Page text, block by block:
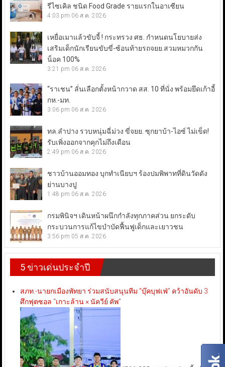
รีไซเคิล ชนิด Food Grade รายแรกในอาเซียน
4:03 pm 06 ส.ค. 2026
เหยื่อเมาแล้วขับจี้ ! กระทรวง ศธ. กำหนดนโยบายส่ง
เสริมเด็กนักเรียนขับขี่-ซ้อนท้ายรถจยย.สวมหมวกกัน
น็อค 100%
3:21 pm 06 ส.ค. 2026
“ราเชน” ลั่นเลือกตั้งหน้ากวาด สส. 10 ที่นั่ง พร้อมยึดเก้าอี้
กห.-มท.
3:06 pm 06 ส.ค. 2026
ทล.ลำปาง รวบหนุ่มฉี่ม่วง ขี่จยย. ซุกยาบ้า-ไอซ์ ไม่เข็ด!
รับเพิ่งออกจากคุกไม่ถึงเดือน
2:49 pm 06 ส.ค. 2026
ชาวบ้านออมทอง บุกทำเนียบฯ ร้องปมพิพาทที่ดินวัดดัง
ย่านบางปู
1:48 pm 06 ส.ค. 2026
กรมพินิจฯ เดินหน้าผนึกกำลังทุกภาคส่วน ยกระดับ
กระบวนการแก้ไขบำบัดฟื้นฟูเด็กและเยาวชน
3:56 pm 05 ส.ค. 2026
5 ข่าวเด่นประจำปี
สภท.-นายกเมืองพัทยา ร่วมสนับสนุนทีม “บุ๊คบุฟเฟ่” คว้าอันดับ 3
ศึกฟุตซอล “เกาะล้าน × นัควีย์ คัพ”